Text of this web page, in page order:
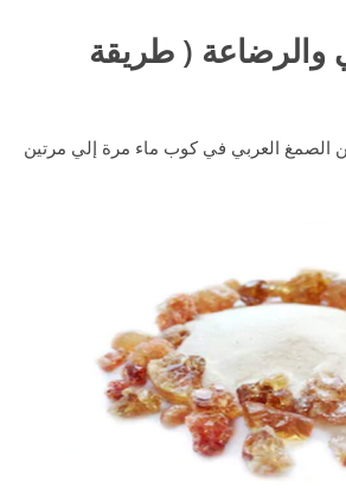
والرضاعة ( طريقة
من الصمغ العربي في كوب ماء مرة إلي مرتين